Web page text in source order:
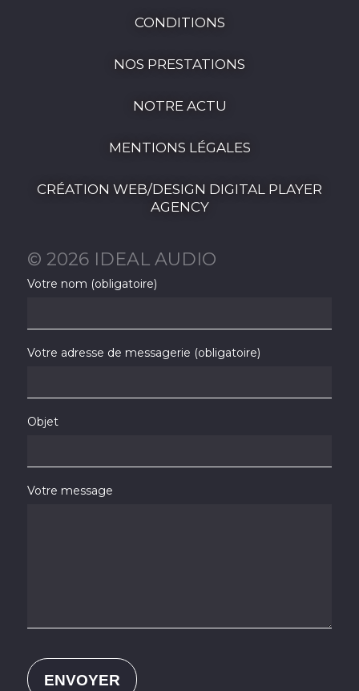
CONDITIONS
NOS PRESTATIONS
NOTRE ACTU
MENTIONS LÉGALES
CRÉATION WEB/DESIGN DIGITAL PLAYER
AGENCY
© 2026 IDEAL AUDIO
Votre nom (obligatoire)
Votre adresse de messagerie (obligatoire)
Objet
Votre message